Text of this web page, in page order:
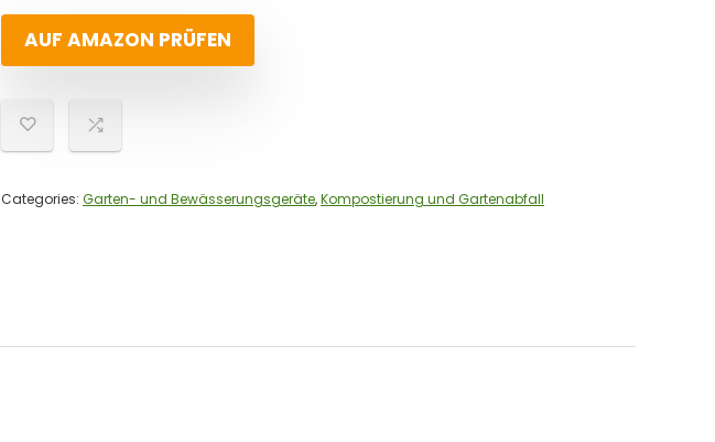
AUF AMAZON PRÜFEN
Categories: Garten- und Bewässerungsgeräte,Kompostierung und Gartenabfall